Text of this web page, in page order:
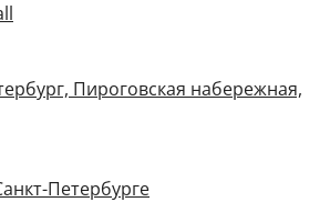
Пироговская набережная,
Петербурге